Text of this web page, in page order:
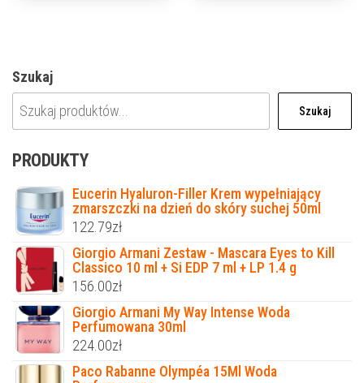
Szukaj
Szukaj
PRODUKTY
Eucerin Hyaluron-Filler Krem wypełniający
zmarszczki na dzień do skóry suchej 50ml
122.79zł
Giorgio Armani Zestaw - Mascara Eyes to Kill
Classico 10 ml + Si EDP 7 ml + LP 1.4 g
156.00zł
Giorgio Armani My Way Intense Woda
Perfumowana 30ml
224.00zł
Paco Rabanne Olympéa 15Ml Woda